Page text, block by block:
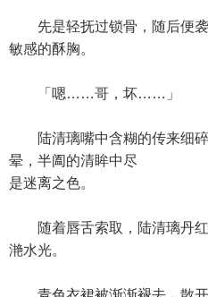
先是轻抚过锁骨，随后便袭
敏感的酥胸。
「嗯……哥，坏……」
陆清璃嘴中含糊的传来细碎
晕，半阖的清眸中尽
是迷离之色。
随着唇舌索取，陆清璃丹红
滟水光。